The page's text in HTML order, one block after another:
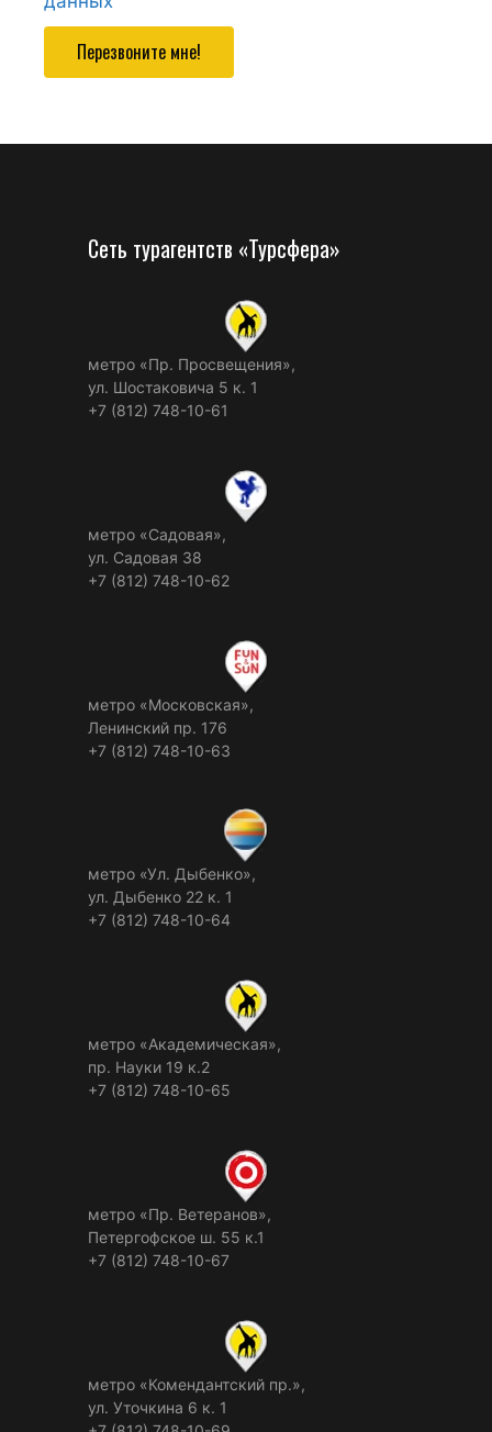
Перезвоните мне!
Сеть турагентств «Турсфера»
метро «Пр. Просвещения»,
ул. Шостаковича 5 к. 1
+7 (812) 748-10-61
метро «Садовая»,
ул. Садовая 38
+7 (812) 748-10-62
метро «Московская»,
Ленинский пр. 176
+7 (812) 748-10-63
метро «Ул. Дыбенко»,
ул. Дыбенко 22 к. 1
+7 (812) 748-10-64
метро «Академическая»,
пр. Науки 19 к.2
+7 (812) 748-10-65
метро «Пр. Ветеранов»,
Петергофское ш. 55 к.1
+7 (812) 748-10-67
метро «Комендантский пр.»,
ул. Уточкина 6 к. 1